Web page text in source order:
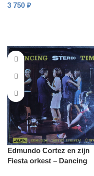
3 750 ₽
Edmundo Cortez en zijn
Fiesta orkest – Dancing